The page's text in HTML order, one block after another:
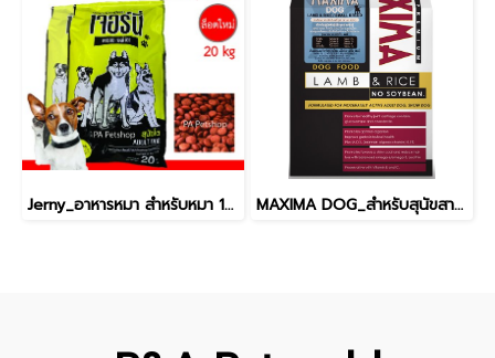
Jerny_อาหารหมา สำหรับหมา 1ปีขึ้นไป [20kg] MAXIMA DOG_สำหรับสุนัขสายพันธุ์เล็ก 15kg